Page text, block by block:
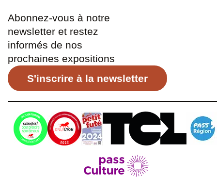
Abonnez-vous à notre
newsletter et restez
informés de nos
prochaines expositions
S'inscrire à la newsletter